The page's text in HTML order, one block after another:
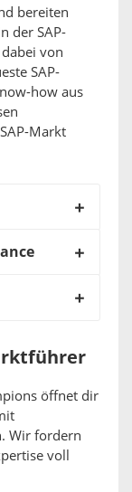
bereiten
der SAP-
von
SAP-
how aus
Markt
öffnet dir
Wir fordern
voll